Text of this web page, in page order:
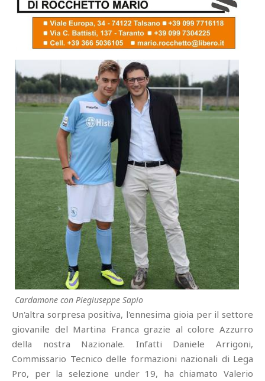
Cardamone con Piegiuseppe Sapio
Un'altra sorpresa positiva, l'ennesima gioia per il settore
giovanile del Martina Franca grazie al colore Azzurro
della nostra Nazionale. Infatti Daniele Arrigoni,
Commissario Tecnico delle formazioni nazionali di Lega
Pro, per la selezione under 19, ha chiamato Valerio